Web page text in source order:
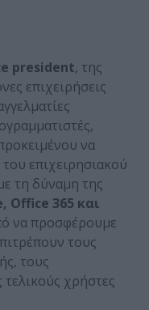
president, της
επιχειρήσεις
να
επιχειρησιακού
τη δύναμη της
, Office 365 και
να προσφέρουμε
τους
τους
χρήστες